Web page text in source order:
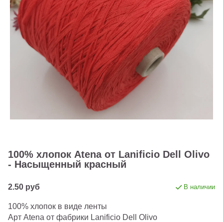
100% хлопок Atena от Lanificio Dell Olivo
- Насыщенный красный
2.50 руб В наличии
100% хлопок в виде ленты
Арт Atena от фабрики Lanificio Dell Olivo